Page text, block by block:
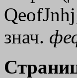
QeofЈnhj
знач.